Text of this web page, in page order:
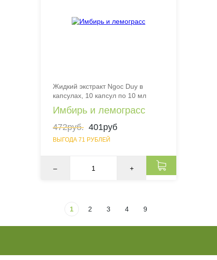
Жидкий экстракт Ngoc Duy в
капсулах, 10 капсул по 10 мл
Имбирь и лемограсс
472руб. 401руб
ВЫГОДА 71 РУБЛЕЙ
– +
1 2 3 4 9